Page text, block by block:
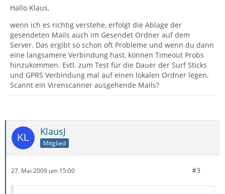
Hallo Klaus,
wenn ich es richtig verstehe, erfolgt die Ablage der
gesendeten Mails auch im Gesendet Ordner auf dem
Server. Das ergibt so schon oft Probleme und wenn du dann
eine langsamere Verbindung hast, können Timeout Probs
hinzukommen. Evtl. zum Test für die Dauer der Surf Sticks
und GPRS Verbindung mal auf einen lokalen Ordner legen.
Scannt ein Virenscanner ausgehende Mails?
KlausJ
Mitglied
27. Mai 2009 um 15:00 #3